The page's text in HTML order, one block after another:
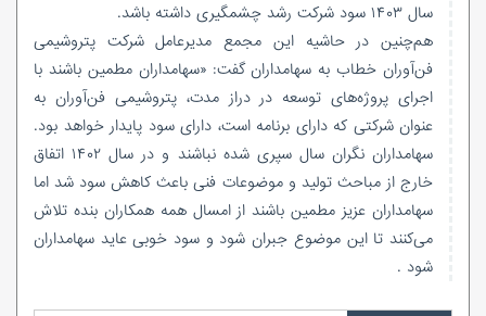
سال ۱۴۰۳ سود شرکت رشد چشمگیری داشته باشد.
هم‌چنین در حاشیه این مجمع مدیرعامل شرکت پتروشیمی
فن‌آوران خطاب به سهامداران گفت: «سهامداران مطمین باشند با
اجرای پروژه‌های توسعه در دراز مدت، پتروشیمی فن‌آوران به
عنوان شرکتی که دارای برنامه است، دارای سود پایدار خواهد بود.
سهامداران نگران سال سپری شده نباشند و در سال ۱۴۰۲ اتفاق
خارج از مباحث تولید و موضوعات فنی باعث کاهش سود شد اما
سهامداران عزیز مطمین باشند از امسال همه همکاران بنده تلاش
می‌کنند تا این موضوع جبران شود و سود خوبی عاید سهامداران
شود .